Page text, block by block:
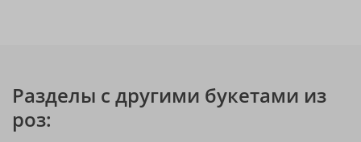
Разделы с другими букетами из
роз: